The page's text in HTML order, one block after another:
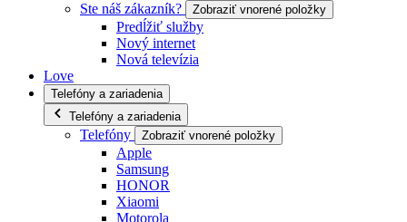
Ste náš zákazník?
Zobraziť vnorené položky
Predĺžiť služby
Nový internet
Nová televízia
Love
Telefóny a zariadenia
Telefóny a zariadenia
Telefóny Zobraziť vnorené položky
Apple
Samsung
HONOR
Xiaomi
Motorola